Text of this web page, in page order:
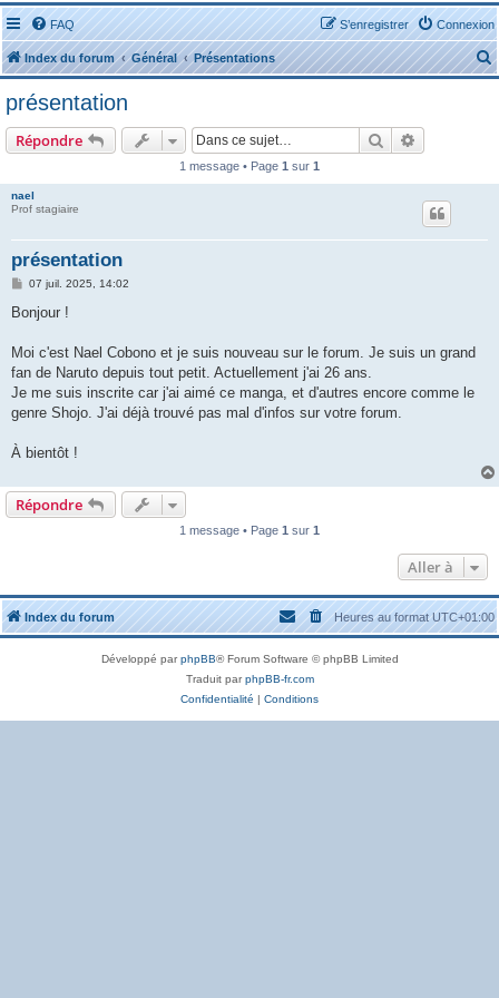
FAQ Connexion
S’enregistrer
Index du forum Général Présentations
e
présentation
Répondre Rechercher
1 message • Page 1 sur 1
nael
Prof stagiaire
présentation
M
s
g
07 juil. 2025, 14:02
Bonjour !
Moi c'est Nael Cobono et je suis nouveau sur le forum. Je suis un grand
fan de Naruto depuis tout petit. Actuellement j'ai 26 ans.
Je me suis inscrite car j'ai aimé ce manga, et d'autres encore comme le
genre Shojo. J'ai déjà trouvé pas mal d'infos sur votre forum.
À bientôt !
Répondre
1 message • Page 1 sur 1
Aller à
Index du forum Heures au formatUTC+01:00
Développé parphpBB® Forum Software © phpBB Limited
Traduit parphpBB-fr.com
Confidentialité | Conditions